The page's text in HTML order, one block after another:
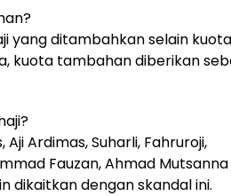
yang ditambahkan selain kuota
kuota tambahan diberikan
Ardimas, Suharli, Fahruroji,
Fauzan, Ahmad Mutsanna
dikaitkan dengan skandal ini.